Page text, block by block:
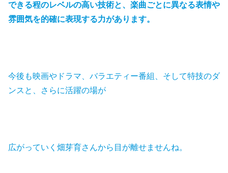
できる程のレベルの高い技術と、楽曲ごとに異なる表情や
雰囲気を的確に表現する力があります。
今後も映画やドラマ、バラエティー番組、そして特技のダ
ンスと、さらに活躍の場が
広がっていく畑芽育さんから目が離せませんね。